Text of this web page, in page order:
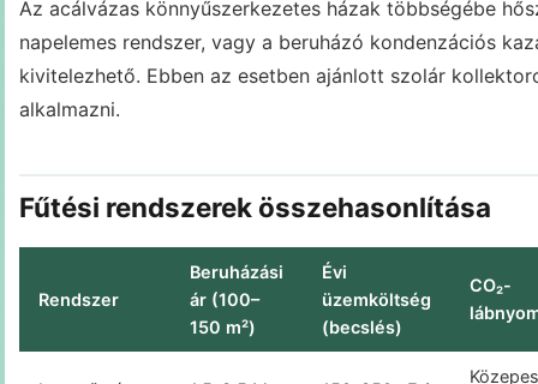
Az acálvázas könnyűszerkezetes házak többségébe
napelemes rendszer, vagy a beruházó kondenzációs
kivitelezhető. Ebben az esetben ajánlott szolár
alkalmazni.
Fűtési rendszerek összehasonlítása
Rendszer
Beruházási
ár (100–
150 m²)
Évi
üzemköltség
(becslés)
CO₂-
Közepes